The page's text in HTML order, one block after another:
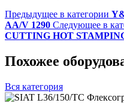
Предыдущее в категории
AA/V 1290 Следующее в
CUTTING HOT
Похожее
Вся категория